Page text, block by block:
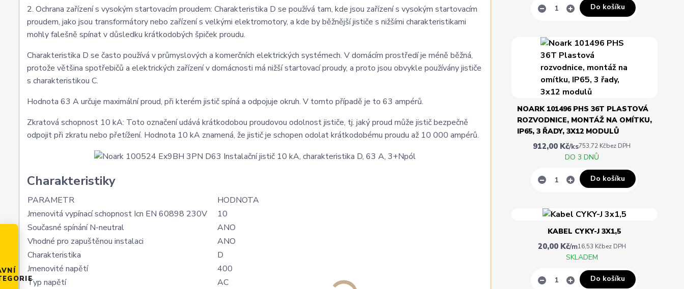
2. Ochrana zařízení s vysokým startovacím proudem: Charakteristika D se používá tam, kde jsou zařízení s vysokým startovacím
proudem, jako jsou transformátory nebo zařízení s velkými elektromotory, a kde by běžnější jističe s nižšími charakteristikami
mohly falešně spínat v důsledku krátkodobých špiček proudu.
Charakteristika D se často používá v průmyslových a komerčních elektrických systémech. V domácím prostředí je méně běžná,
protože většina spotřebičů a elektrických zařízení v domácnosti má nižší startovací proudy, a proto jsou obvykle používány jističe
s charakteristikou C.
Hodnota 63 A určuje maximální proud, při kterém jistič spíná a odpojuje okruh. V tomto případě je to 63 ampérů.
Zkratová schopnost 10 kA: Toto označení udává krátkodobou proudovou odolnost jističe, tj. jaký proud může jistič bezpečně
odpojit při zkratu nebo přetížení. Hodnota 10 kA znamená, že jistič je schopen odolat krátkodobému proudu až 10 000 ampérů.
Charakteristiky
PARAMETR
HODNOTA
Jmenovitá vypínací schopnost Icn EN 60898 230V
10
Současné spínání N-neutral
ANO
Vhodné pro zapuštěnou instalaci
ANO
Charakteristika
D
Jmenovité napětí
400
Typ napětí
AC
Do košíku
NOARK 101496 PHS 36T PLASTOVÁ
ROZVODNICE, MONTÁŽ NA OMÍTKU,
IP65, 3 ŘADY, 3X12 MODULŮ
912,00 Kč/ks753,72 Kčbez DPH
DO 3 DNŮ
Do košíku
KABEL CYKY-J 3X1,5
20,00 Kč/m16,53 Kčbez DPH
SKLADEM
Do košíku